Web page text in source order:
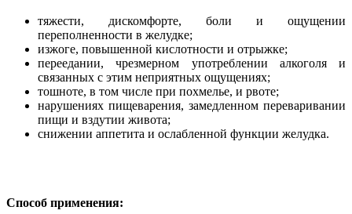
тяжести, дискомфорте, боли и ощущении
переполненности в желудке;
изжоге, повышенной кислотности и отрыжке;
переедании, чрезмерном употреблении алкоголя и
связанных с этим неприятных ощущениях;
тошноте, в том числе при похмелье, и рвоте;
нарушениях пищеварения, замедленном переваривании
пищи и вздутии живота;
снижении аппетита и ослабленной функции желудка.
Способ применения: